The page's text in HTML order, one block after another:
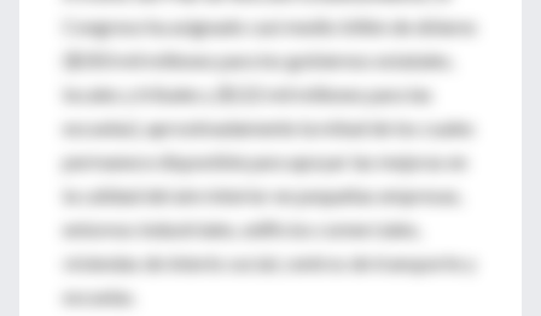
Congreso ha asignado casi medio billón de dólares
($350 mil millones para los gobiernos estatales,
locales y tribales y $122 mil millones para las
escuelas), aproximadamente la mitad de los cuales
permanece disponible para apoyar las mejoras en
la calidad del aire interior en pequeñas empresas,
entornos industriales, edificios comerciales,
viviendas de interés social, centros de transporte y
escuelas.